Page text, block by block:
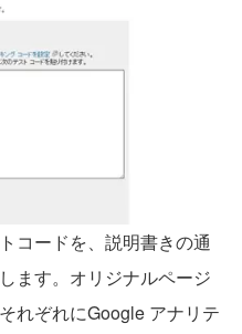
コードを、説明書きの通
ます。オリジナルページ
れぞれにGoogle アナリテ